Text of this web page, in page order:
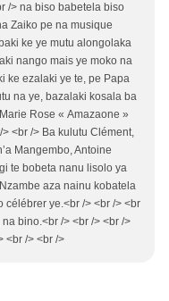
/> na biso babetela biso
Zaiko pe na musique
ke ye mutu alongolaka
nango mais ye moko na
ke ezalaki ye te, pe Papa
na ye, bazalaki kosala ba
Rose « Amazaone »
<br /> Ba kulutu Clément,
Mangembo, Antoine
te bobeta nanu lisolo ya
aza nainu kobatela
ye.<br /> <br /> <br
bino.<br /> <br /> <br />
<br /> <br />